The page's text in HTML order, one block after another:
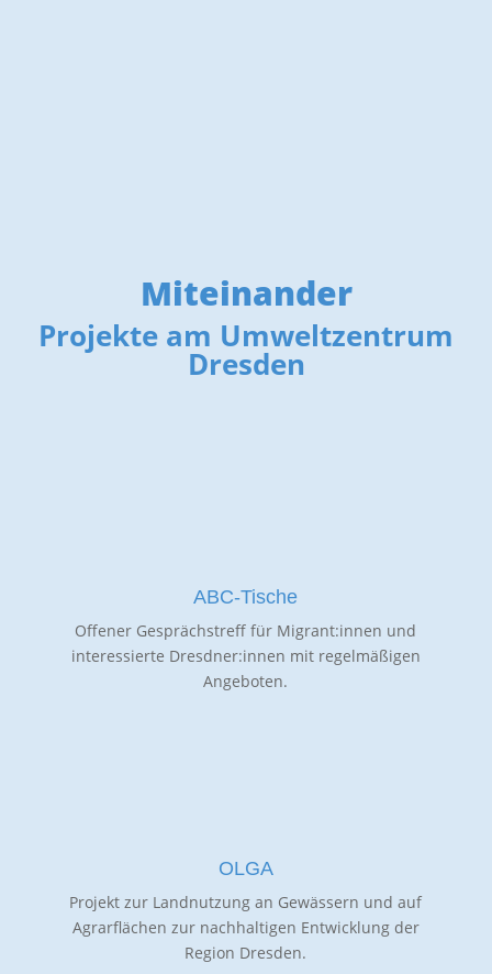
Miteinander
Projekte am Umweltzentrum
Dresden
ABC-Tische
Offener Gesprächstreff für Migrant:innen und
interessierte Dresdner:innen mit regelmäßigen
Angeboten.
OLGA
Projekt zur Landnutzung an Gewässern und auf
Agrarflächen zur nachhaltigen Entwicklung der
Region Dresden.